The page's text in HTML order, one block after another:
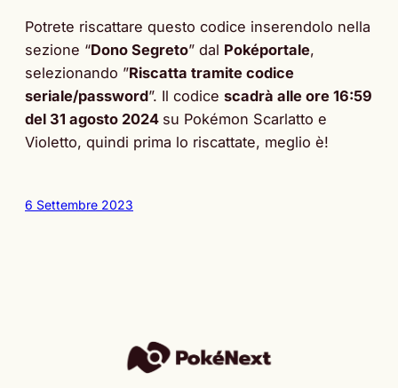
Potrete riscattare questo codice inserendolo nella
sezione “Dono Segreto” dal Poképortale,
selezionando ”Riscatta tramite codice
seriale/password”. Il codice scadrà alle ore 16:59
del 31 agosto 2024 su Pokémon Scarlatto e
Violetto, quindi prima lo riscattate, meglio è!
6 Settembre 2023